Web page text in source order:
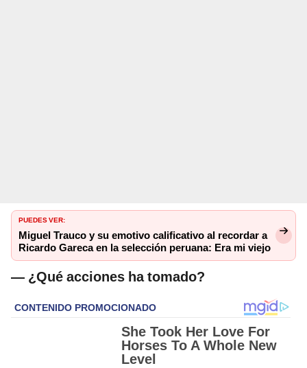
PUEDES VER:
Miguel Trauco y su emotivo calificativo al recordar a
Ricardo Gareca en la selección peruana: Era mi viejo
— ¿Qué acciones ha tomado?